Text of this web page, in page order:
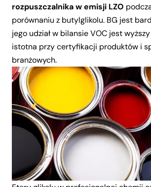
rozpuszczalnika w emisji LZO
porównaniu z butylglikolu. BG jest
jego udział w bilansie VOC jest
istotna przy certyfikacji produktów i
branżowych.